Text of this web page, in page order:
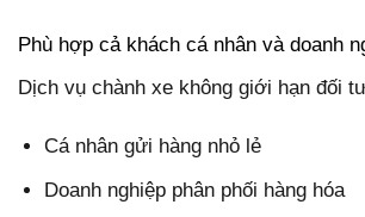
Phù hợp cả khách cá nhân và doanh
Dịch vụ chành xe không giới hạn đối
Cá nhân gửi hàng nhỏ lẻ
Doanh nghiệp phân phối hàng hóa